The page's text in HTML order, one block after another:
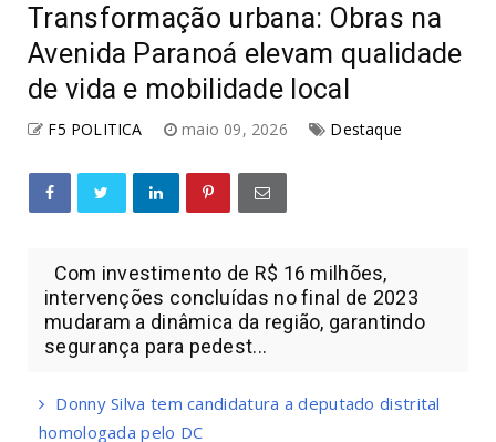
Transformação urbana: Obras na
Avenida Paranoá elevam qualidade
de vida e mobilidade local
F5 POLITICA maio 09, 2026 Destaque
Com investimento de R$ 16 milhões,
intervenções concluídas no final de 2023
mudaram a dinâmica da região, garantindo
segurança para pedest...
Donny Silva tem candidatura a deputado distrital
homologada pelo DC